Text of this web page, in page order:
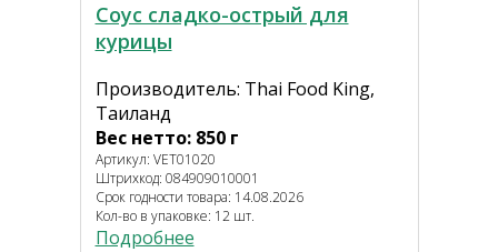
Соус сладко-острый для
курицы
Производитель: Thai Food King,
Таиланд
Вес нетто: 850 г
Артикул: VET01020
Штрихкод: 084909010001
Срок годности товара: 14.08.2026
Кол-во в упаковке: 12 шт.
Подробнее